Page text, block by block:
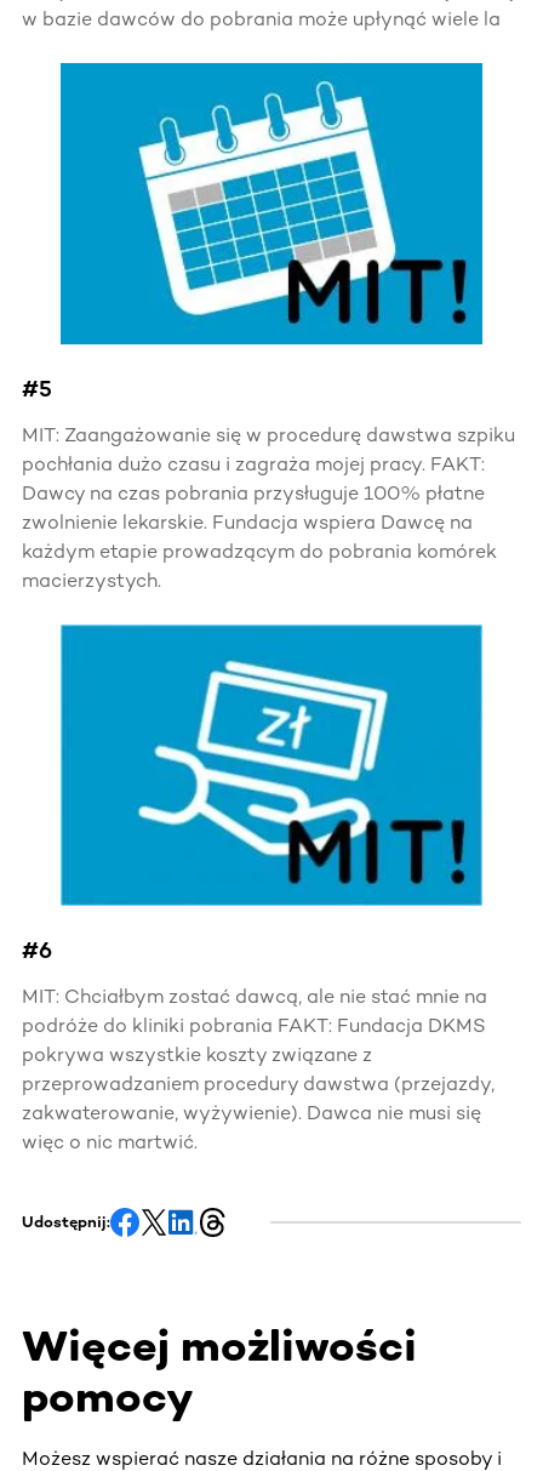
w bazie dawców do pobrania może upłynąć wiele la
#5
MIT: Zaangażowanie się w procedurę dawstwa szpiku
pochłania dużo czasu i zagraża mojej pracy. FAKT:
Dawcy na czas pobrania przysługuje 100% płatne
zwolnienie lekarskie. Fundacja wspiera Dawcę na
każdym etapie prowadzącym do pobrania komórek
macierzystych.
#6
MIT: Chciałbym zostać dawcą, ale nie stać mnie na
podróże do kliniki pobrania FAKT: Fundacja DKMS
pokrywa wszystkie koszty związane z
przeprowadzaniem procedury dawstwa (przejazdy,
zakwaterowanie, wyżywienie). Dawca nie musi się
więc o nic martwić.
Udostępnij:
Więcej możliwości
pomocy
Możesz wspierać nasze działania na różne sposoby i